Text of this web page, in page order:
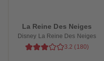
trottez avec nos
La Reine Des Neiges
Disney La Reine Des Neiges
3.2 (180)